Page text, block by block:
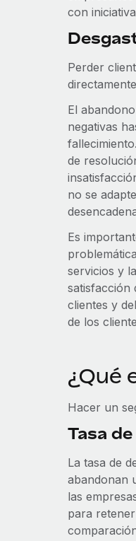
con
Perder
El
negativas
de
no se
Es
servicios y
satisfacción
clientes y
de los
¿Qué
Hacer un
Tasa
La tasa de
abandonan
las
para